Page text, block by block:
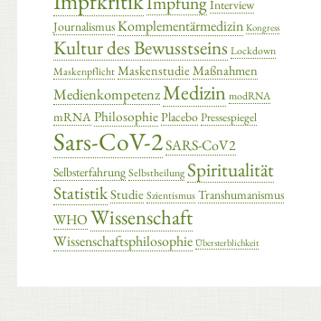
Interview
JournalismusKomplementärmedizin Kongress
Kultur des Bewusstseins Lockdown
MaskenpflichtMaskenstudieMaßnahmen
MedienkompetenzMedizin modRNA
mRNAPhilosophiePlaceboPressespiegel
Sars-CoV-2SARS-CoV2
SelbsterfahrungSelbstheilung Spiritualität
StatistikStudieSzientismusTranshumanismus
WHO Wissenschaft
Wissenschaftsphilosophie Übersterblichkeit